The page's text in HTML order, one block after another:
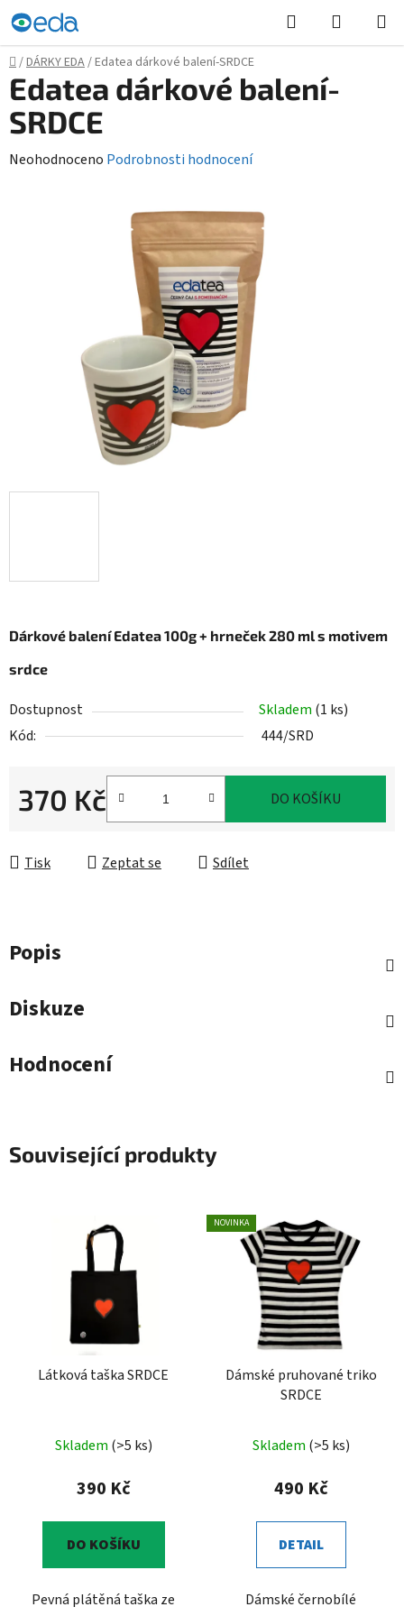
Přejít
na
obsah
Hledat
KOŠÍK
Domů
/DÁRKY EDA/Edatea dárkové balení-SRDCE
Dárkové balení Edatea 100g + hrneček 280 ml s motivem
srdce
Dostupnost Skladem (1 ks)
Kód:
444/SRD
370 Kč DO KOŠÍKU
Tisk Zeptat se Sdílet
Edatea dárkové balení-
SRDCE
Průměrné
Neohodnoceno Podrobnosti hodnocení
Popis
Diskuze
Hodnocení
Související produkty
Látková taška SRDCE
Skladem (>5 ks)
390 Kč
DO KOŠÍKU
Pevná plátěná taška ze
NOVINKA
Dámské pruhované triko
SRDCE
Skladem (>5 ks)
490 Kč
DETAIL
Dámské černobílé